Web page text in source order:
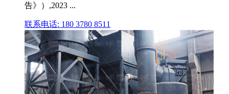
告》）,2023 ...
联系电话: 180 3780 8511